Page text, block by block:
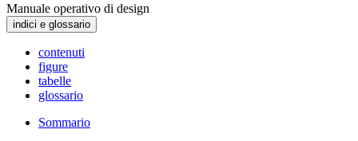
Manuale operativo di design
indici e glossario
contenuti
figure
tabelle
glossario
Sommario